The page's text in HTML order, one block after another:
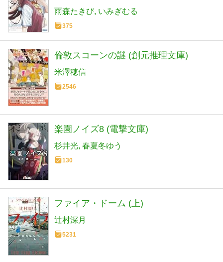
雨森たきび いみぎむる
375
倫敦スコーンの謎 (創元推理文庫)
米澤穂信
2546
楽園ノイズ8 (電撃文庫)
杉井光 春夏冬ゆう
130
ファイア・ドーム (上)
辻村深月
5231